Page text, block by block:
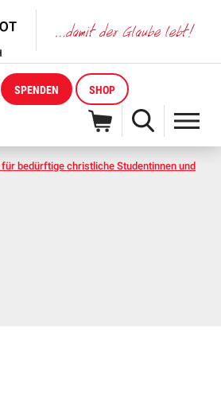
SPENDEN SHOP
bedürftige christliche Studentinnen und